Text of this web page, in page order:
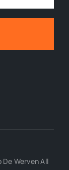
Werven All